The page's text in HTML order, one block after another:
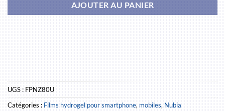
AJOUTER AU PANIER
UGS :FPNZ80U
Catégories :Films hydrogel pour smartphone,mobiles,Nubia